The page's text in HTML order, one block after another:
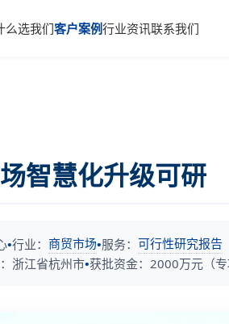
么选我们客户案例行业资讯联系我们
智慧化升级可研
行业： 商贸市场 服务： 可行性研究报告
浙江省杭州市 获批资金：2000万元（专